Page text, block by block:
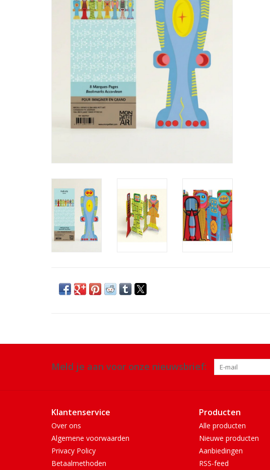
Meld je aan voor onze nieuwsbrief:
Klantenservice
Over ons
Algemene voorwaarden
Privacy Policy
Betaalmethoden
Producten
Alle producten
Nieuwe producten
Aanbiedingen
RSS-feed